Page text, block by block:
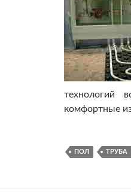
технологий
комфортные
ПОЛ ТРУБА